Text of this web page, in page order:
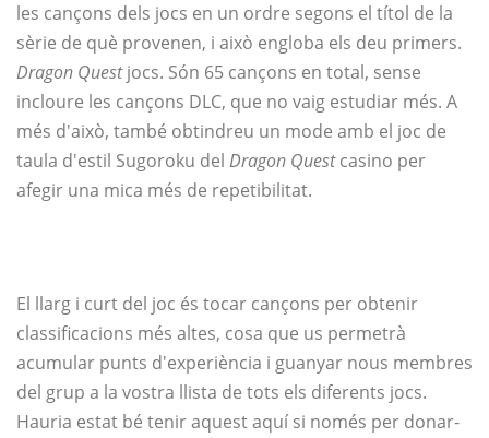
les cançons dels jocs en un ordre segons el títol de la
sèrie de què provenen, i això engloba els deu primers.
Dragon Questjocs. Són 65 cançons en total, sense
incloure les cançons DLC, que no vaig estudiar més. A
més d'això, també obtindreu un mode amb el joc de
taula d'estil Sugoroku del Dragon Questcasino per
afegir una mica més de repetibilitat.
El llarg i curt del joc és tocar cançons per obtenir
classificacions més altes, cosa que us permetrà
acumular punts d'experiència i guanyar nous membres
del grup a la vostra llista de tots els diferents jocs.
Hauria estat bé tenir aquest aquí si només per donar-